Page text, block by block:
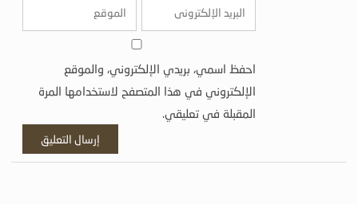
احفظ اسمي، بريدي الإلكتروني، والموقع
الإلكتروني في هذا المتصفح لاستخدامها المرة
المقبلة في تعليقي.